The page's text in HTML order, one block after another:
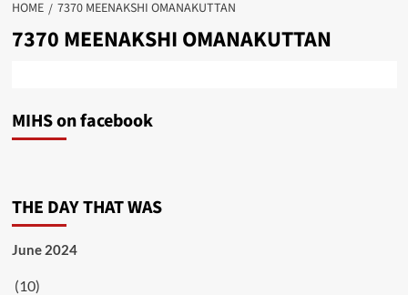
HOME 7370 MEENAKSHI OMANAKUTTAN
7370 MEENAKSHI OMANAKUTTAN
MIHS on facebook
THE DAY THAT WAS
June 2024
(10)